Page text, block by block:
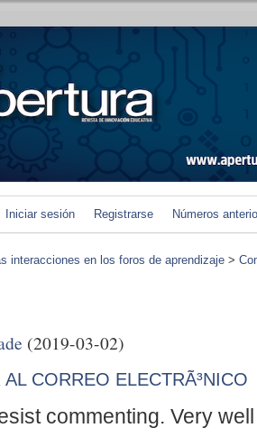
Iniciar sesión Registrarse Números
interacciones en los foros de aprendizaje >
(2019-03-02)
CORREO ELECTRÃ³NICO
commenting. Very